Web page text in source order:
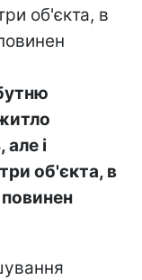
об'єкта, в
і
об'єкта, в